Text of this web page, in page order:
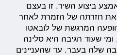
ביצוע השיר. זו בעצם
את חזרתה של הזמרת לאחר
המרגשת של לובאטו
שעוד הגיבה היא סלינה
שלה בעבר. עד שהעניינים